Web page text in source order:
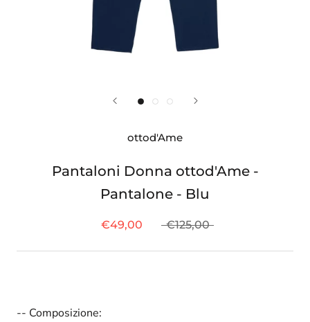
ottod'Ame
Pantaloni Donna ottod'Ame -
Pantalone - Blu
€49,00 €125,00
-- Composizione: